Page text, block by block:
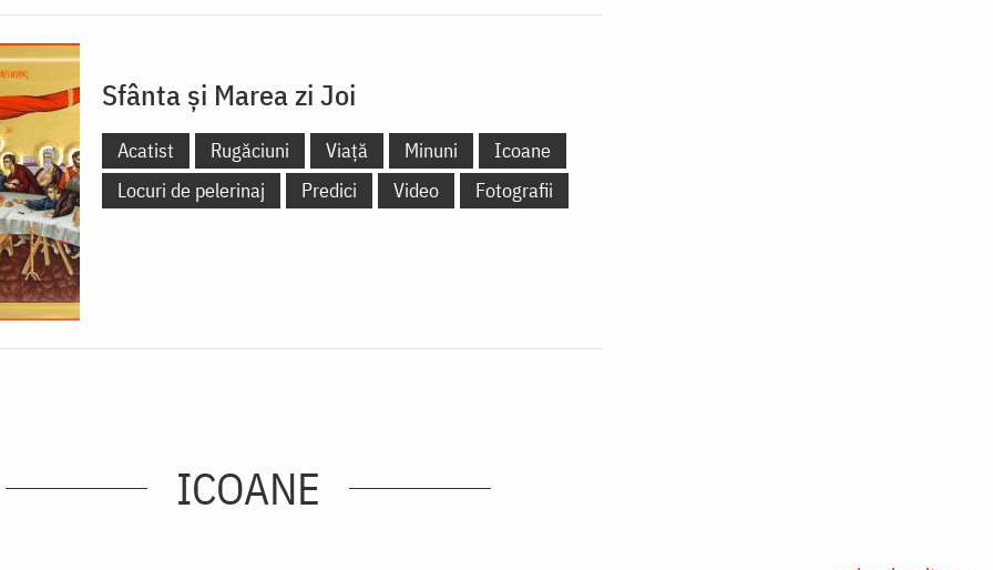
Sfânta și Marea zi Joi
Acatist Rugăciuni Viață Minuni
Icoane
Locuri de pelerinaj
Predici Video Fotografii
ICOANE